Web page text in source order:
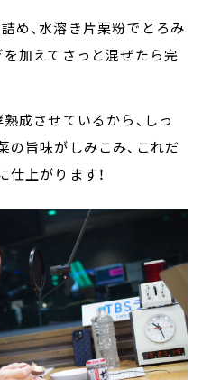
め、水溶き片栗粉でとろみ
を加えてさっと混ぜたら完
成させているから、しっ
の旨味がしみこみ、これだ
仕上がります！